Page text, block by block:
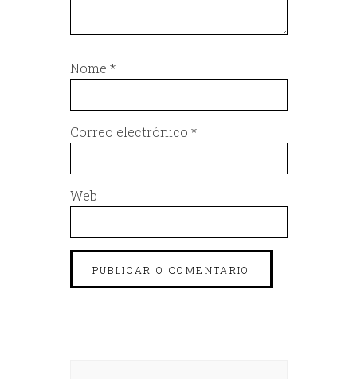
Nome *
Correo electrónico *
Web